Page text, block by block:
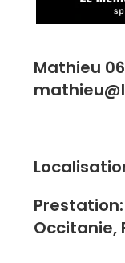
Mathieu
Occitanie,